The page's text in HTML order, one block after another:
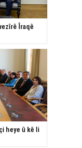
Îraqê
heye û kê li